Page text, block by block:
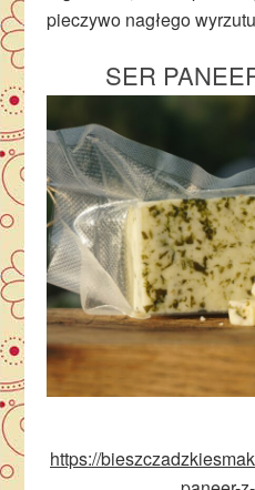
pieczywo nagłego
SER
https://